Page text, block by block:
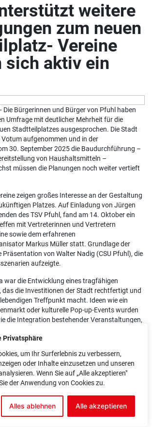
Privatsphäre
um Ihr Surferlebnis zu verbessern,
oder Inhalte einzusetzen und unseren
Wenn Sie auf „Alle akzeptieren"
der Anwendung von Cookies zu.
Alles ablehnen Alle akzeptieren
weitere
zum neuen
Vereine
sich aktiv ein
Bürgerinnen und Bürger von Pfuhl haben
Umfrage mit deutlicher Mehrheit für die
Stadtteilplatzes ausgesprochen. Die Stadt
Votum aufgenommen und in der
30. September 2025 die Baudurchführung –
von Haushaltsmitteln –
müssen die Planungen noch weiter vertieft
zeigen großes Interesse an der Gestaltung
Platzes. Auf Einladung von Jürgen
des TSV Pfuhl, fand am 14. Oktober ein
mit Vertreterinnen und Vertretern
sowie dem erfahrenen
Markus Müller statt. Grundlage der
Präsentation von Walter Nadig (CSU Pfuhl), die
aufzeigte.
war die Entwicklung eines tragfähigen
die Investitionen der Stadt rechtfertigt und
Treffpunkt macht. Ideen wie ein
oder kulturelle Pop-up-Events wurden
die Integration bestehender Veranstaltungen,
Zehntstadel zu. Dieser wird derzeit nur im
für Wohnmobile genutzt. Markus Müller
des Zehntstadels würde, in Kombination
sehr dazu beitragen, einen neuen,
fürs Pfuhler Leben zu gestalten.“ Die
Potenzial – sowohl für kulturelle als auch
Nutzungen.